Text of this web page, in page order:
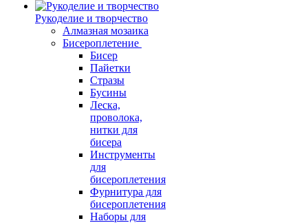
Рукоделие и творчество
Алмазная мозаика
Бисероплетение
Бисер
Пайетки
Стразы
Бусины
Леска,
проволока,
нитки для
бисера
Инструменты
для
бисероплетения
Фурнитура для
бисероплетения
Наборы для